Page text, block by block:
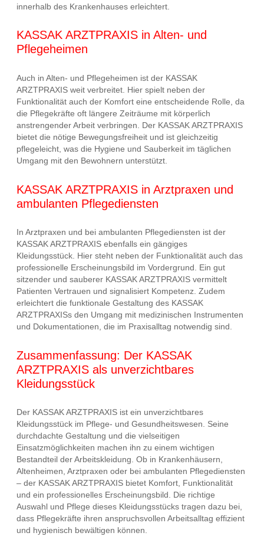
innerhalb des Krankenhauses erleichtert.
KASSAK ARZTPRAXIS in Alten- und
Pflegeheimen
Auch in Alten- und Pflegeheimen ist der KASSAK
ARZTPRAXIS weit verbreitet. Hier spielt neben der
Funktionalität auch der Komfort eine entscheidende Rolle, da
die Pflegekräfte oft längere Zeiträume mit körperlich
anstrengender Arbeit verbringen. Der KASSAK ARZTPRAXIS
bietet die nötige Bewegungsfreiheit und ist gleichzeitig
pflegeleicht, was die Hygiene und Sauberkeit im täglichen
Umgang mit den Bewohnern unterstützt.
KASSAK ARZTPRAXIS in Arztpraxen und
ambulanten Pflegediensten
In Arztpraxen und bei ambulanten Pflegediensten ist der
KASSAK ARZTPRAXIS ebenfalls ein gängiges
Kleidungsstück. Hier steht neben der Funktionalität auch das
professionelle Erscheinungsbild im Vordergrund. Ein gut
sitzender und sauberer KASSAK ARZTPRAXIS vermittelt
Patienten Vertrauen und signalisiert Kompetenz. Zudem
erleichtert die funktionale Gestaltung des KASSAK
ARZTPRAXISs den Umgang mit medizinischen Instrumenten
und Dokumentationen, die im Praxisalltag notwendig sind.
Zusammenfassung: Der KASSAK
ARZTPRAXIS als unverzichtbares
Kleidungsstück
Der KASSAK ARZTPRAXIS ist ein unverzichtbares
Kleidungsstück im Pflege- und Gesundheitswesen. Seine
durchdachte Gestaltung und die vielseitigen
Einsatzmöglichkeiten machen ihn zu einem wichtigen
Bestandteil der Arbeitskleidung. Ob in Krankenhäusern,
Altenheimen, Arztpraxen oder bei ambulanten Pflegediensten
– der KASSAK ARZTPRAXIS bietet Komfort, Funktionalität
und ein professionelles Erscheinungsbild. Die richtige
Auswahl und Pflege dieses Kleidungsstücks tragen dazu bei,
dass Pflegekräfte ihren anspruchsvollen Arbeitsalltag effizient
und hygienisch bewältigen können.